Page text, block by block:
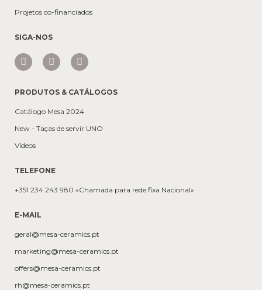
Projetos co-financiados
SIGA-NOS
PRODUTOS & CATÁLOGOS
Catálogo Mesa 2024
New - Taças de servir UNO
Vídeos
TELEFONE
+351 234 243 980 «Chamada para rede fixa Nacional»
E-MAIL
geral@mesa-ceramics.pt
marketing@mesa-ceramics.pt
offers@mesa-ceramics.pt
rh@mesa-ceramics.pt